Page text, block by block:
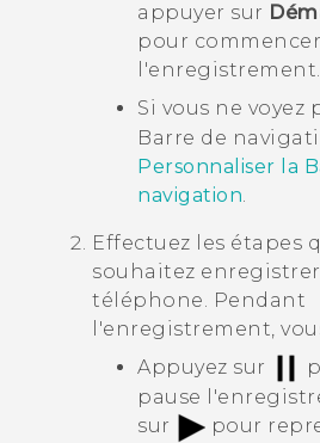
appuyer sur
pour commencer
l'enregistrement.
Si vous ne voyez
Barre de
Personnaliser la
navigation.
Effectuez les étapes
souhaitez
téléphone. Pendant
l'enregistrement,
Appuyez sur
pause
sur
pour